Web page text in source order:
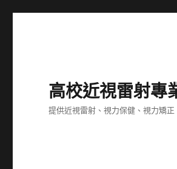
高校近視雷射專
提供近視雷射、視力保健、視力矯